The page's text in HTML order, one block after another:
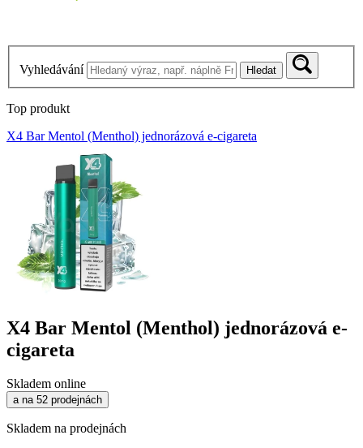
Vyhledávání Hledat
Top produkt
X4 Bar Mentol (Menthol) jednorázová e-cigareta
X4 Bar Mentol (Menthol) jednorázová e-
cigareta
Skladem online
a na 52 prodejnách
Skladem na prodejnách